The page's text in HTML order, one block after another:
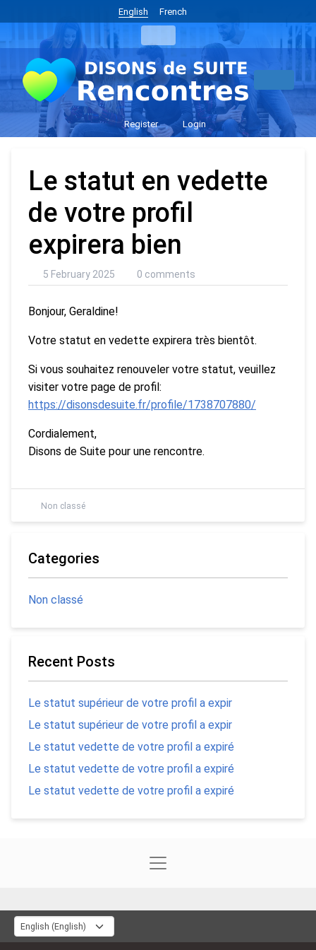
English French
Register Login
Le statut en vedette
de votre profil
expirera bien
5 February 2025 0 comments
Bonjour, Geraldine!
Votre statut en vedette expirera très bientôt.
Si vous souhaitez renouveler votre statut, veuillez
visiter votre page de profil:
https://disonsdesuite.fr/profile/1738707880/
Cordialement,
Disons de Suite pour une rencontre.
Non classé
Categories
Non classé
Recent Posts
Le statut supérieur de votre profil a expir
Le statut supérieur de votre profil a expir
Le statut vedette de votre profil a expiré
Le statut vedette de votre profil a expiré
Le statut vedette de votre profil a expiré